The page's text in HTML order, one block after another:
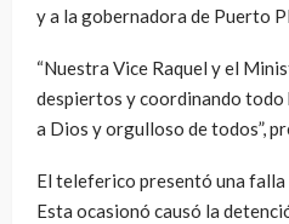
y a la gobernadora de Puerto
“Nuestra Vice Raquel y el
despiertos y coordinando todo
a Dios y orgulloso de todos”,
El teleferico presentó una
Esta ocasionó causó la